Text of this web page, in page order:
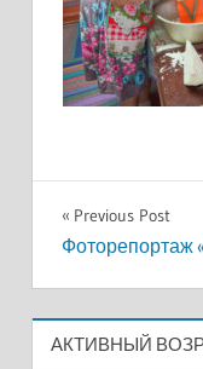
записям
Previous Post
Фоторепортаж
АКТИВНЫЙ